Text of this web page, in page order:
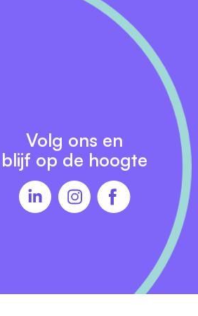
Volg ons en
blijf op de hoogte